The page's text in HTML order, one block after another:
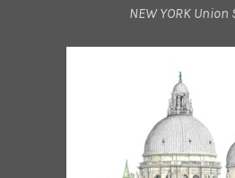
NEW YORK Union